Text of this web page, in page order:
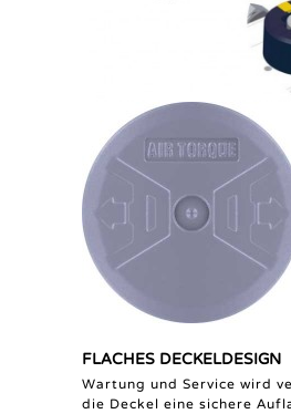
FLACHES DECKELDESIGN
Wartung und Service wird
die Deckel eine sichere